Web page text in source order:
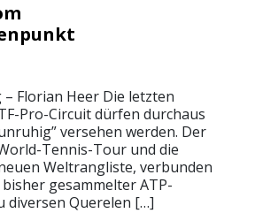
Florian Heer Die letzten
Pro-Circuit dürfen durchaus
versehen werden. Der
Tennis-Tour und die
Weltrangliste, verbunden
gesammelter ATP-
diversen Querelen […]